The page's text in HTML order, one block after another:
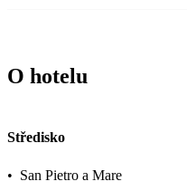
O hotelu
Středisko
• San Pietro a Mare